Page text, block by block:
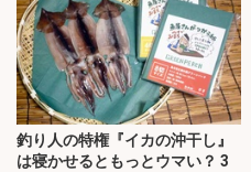
釣り人の特権『イカの沖干し』
は寝かせるともっとウマい？ 3